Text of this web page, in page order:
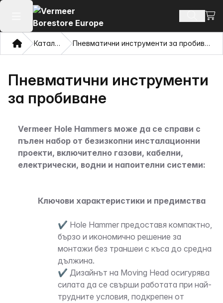
Отваряне на главното меню
Дом Каталог Пневматични инструменти за пробиване
Пневматични инструменти
за пробиване
Vermeer Hole Hammers може да се справи с
пълен набор от безизкопни инсталационни
проекти, включително газови, кабелни,
електрически, водни и напоителни системи:
Ключови характеристики и предимства
✔ Hole Hammer предоставя компактно,
бързо и икономично решение за
монтажи без траншеи с къса до средна
дължина.
✔ Дизайнът на Moving Head осигурява
силата да се свърши работата при най-
трудните условия, подкрепен от